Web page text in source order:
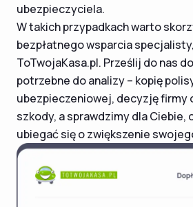
ubezpieczyciela.
W takich przypadkach warto
bezpłatnego wsparcia
ToTwojaKasa.pl. Prześlij do nas
potrzebne do analizy – kopię
ubezpieczeniowej, decyzję firmy
szkody, a sprawdzimy dla Ciebie,
ubiegać się o zwiększenie